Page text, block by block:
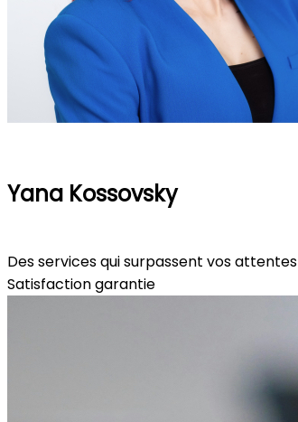
Yana Kossovsky
Des services qui surpassent vos attentes
Satisfaction garantie